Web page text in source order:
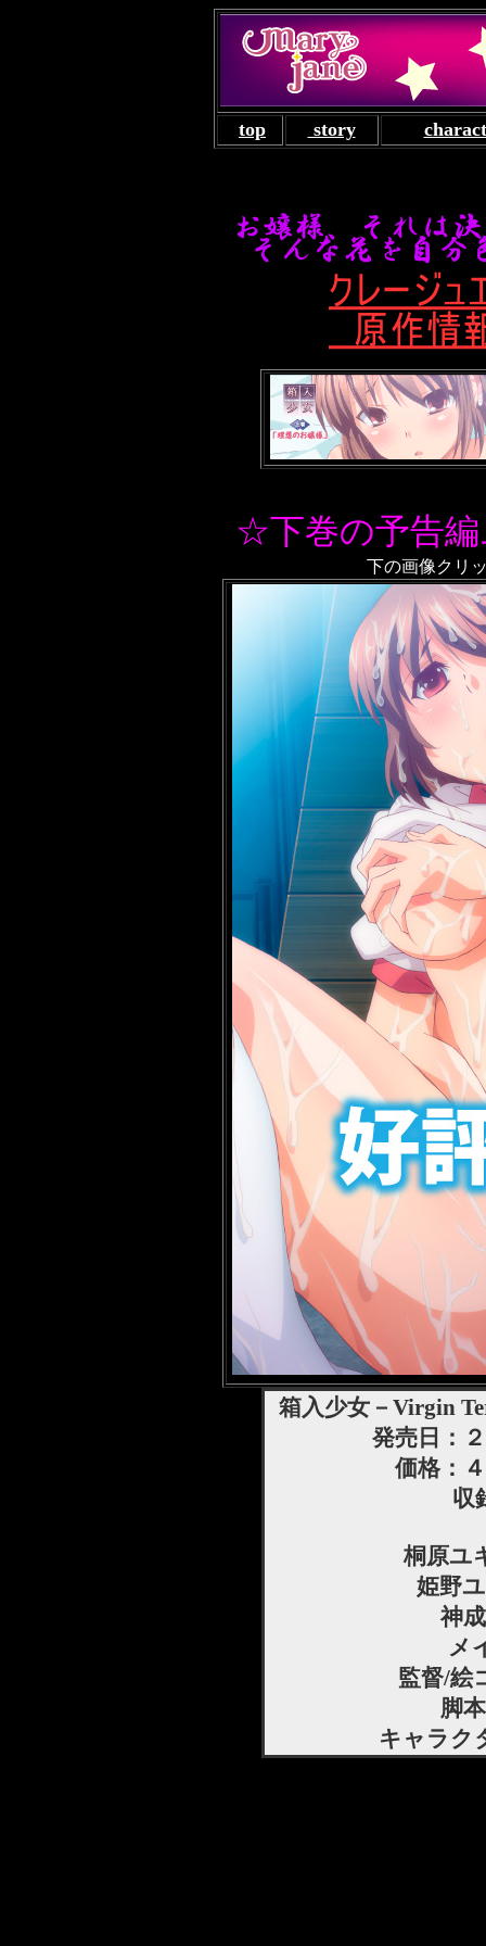
top story
☆下巻の予告
下の画像クリ
箱入少女－Virgin
発売日：
価格：４
収
桐原ユ
姫野
神
メ
監督/絵
脚
キャラク